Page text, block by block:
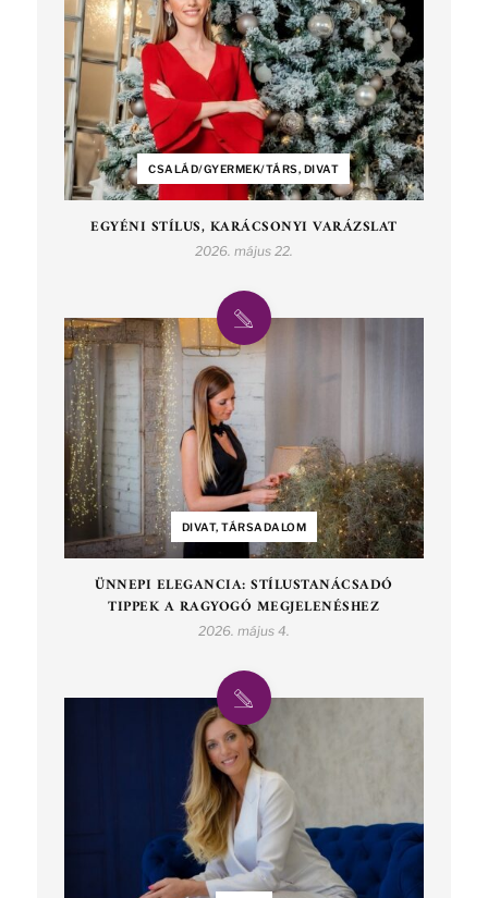
CSALÁD/GYERMEK/TÁRS, DIVAT
EGYÉNI STÍLUS, KARÁCSONYI VARÁZSLAT
2026. május 22.
DIVAT, TÁRSADALOM
ÜNNEPI ELEGANCIA: STÍLUSTANÁCSADÓ
TIPPEK A RAGYOGÓ MEGJELENÉSHEZ
2026. május 4.